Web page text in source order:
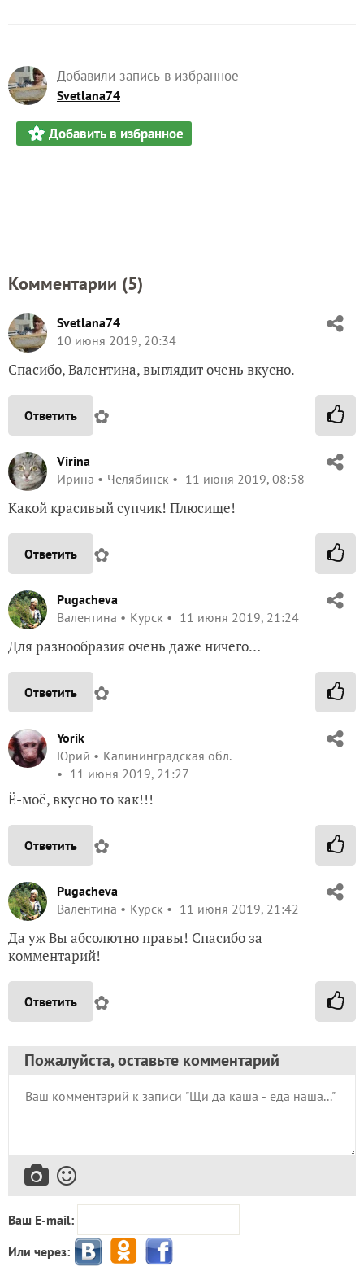
Добавили запись в избранное
Svetlana74
Добавить в избранное
Комментарии (5)
Svetlana74
10 июня 2019, 20:34
Спасибо, Валентина, выглядит очень вкусно.
Ответить ✿
Virina
Ирина
Челябинск 11 июня 2019, 08:58
Какой красивый супчик! Плюсище!
Ответить ✿
Pugacheva
Валентина
Курск 11 июня 2019, 21:24
Для разнообразия очень даже ничего…
Ответить ✿
Yorik
Юрий
Калининградская обл.
11 июня 2019, 21:27
Ё-моё, вкусно то как!!!
Ответить ✿
Pugacheva
Валентина
Курск 11 июня 2019, 21:42
Да уж Вы абсолютно правы! Спасибо за
комментарий!
Ответить ✿
Пожалуйста, оставьте комментарий
Ваш E-mail:
Или через: